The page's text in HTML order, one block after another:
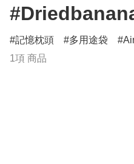
記憶枕頭 多用途袋
1項 商品